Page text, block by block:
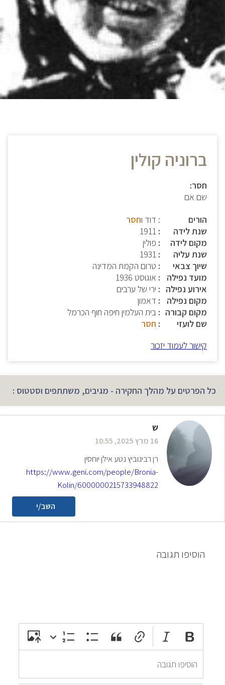
ברוניה קולין
חסר:
שם אם
הורים
: דוד ו חסר
שנת לידה
1911
מקום לידה
פולין
שנת עליה
1931
שיוך צבאי
טרום הקמת המדינה
מועד נפילה
אוגוסט 1936
אירוע נפילה
ירי של ערבים
מקום נפילה
דאמון
מקום קבורה
בית העלמין חיפה חוף הכרמל
שם לועזי
חסר
קישור לעמוד יזכור
כל הפרטים על מהלך החקירה - מגיבים, משתתפים וסטטוס :
ש
16 מרץ 2025, 10:55
רן רבינוביץ נטע אילן יוחסין
https://www.geni.com/people/Bronia-
Kolin/6000000215733948822
השב/י
הוסיפו תגובה
attach_file
photo_camera